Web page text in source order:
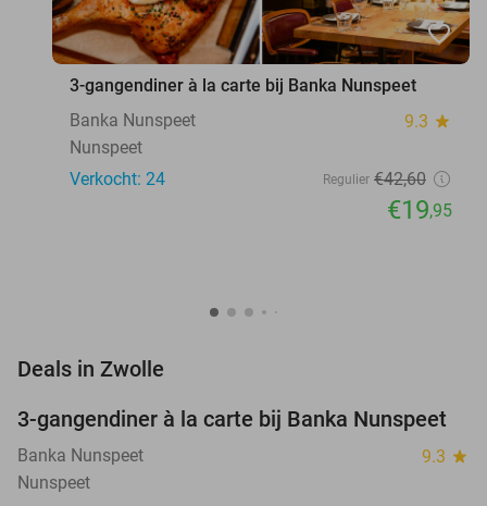
favorite_border
3-gangendiner à la carte bij Banka Nunspeet
Banka Nunspeet
9.3 star
Nunspeet
Verkocht: 24
Regulier €42,60
€19,95
Deals in Zwolle
53%
NEW
TODAY
3-gangendiner à la carte bij Banka Nunspeet
Banka Nunspeet 9.3 star
Nunspeet